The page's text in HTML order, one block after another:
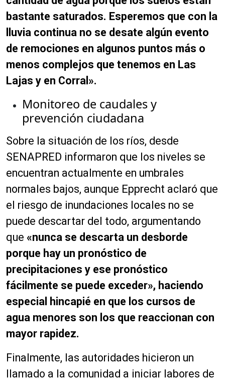
bastante saturados. Esperemos que con la
lluvia continua no se desate algún evento
de remociones en algunos puntos más o
menos complejos que tenemos en Las
Lajas y en Corral».
Monitoreo de caudales y
prevención ciudadana
Sobre la situación de los ríos, desde
SENAPRED informaron que los niveles se
encuentran actualmente en umbrales
normales bajos, aunque Epprecht aclaró que
el riesgo de inundaciones locales no se
puede descartar del todo, argumentando
que «nunca se descarta un desborde
porque hay un pronóstico de
precipitaciones y ese pronóstico
fácilmente se puede exceder», haciendo
especial hincapié en que los cursos de
agua menores son los que reaccionan con
mayor rapidez.
Finalmente, las autoridades hicieron un
llamado a la comunidad a iniciar labores de